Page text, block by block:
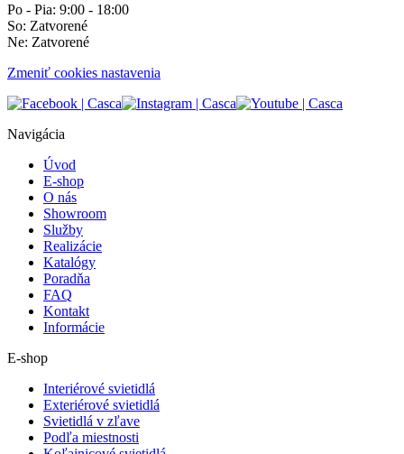
Po - Pia: 9:00 - 18:00
So: Zatvorené
Ne: Zatvorené
Zmeniť cookies nastavenia
Navigácia
Úvod
E-shop
O nás
Showroom
Služby
Realizácie
Katalógy
Poradňa
FAQ
Kontakt
Informácie
E-shop
Interiérové svietidlá
Exteriérové svietidlá
Svietidlá v zľave
Podľa miestnosti